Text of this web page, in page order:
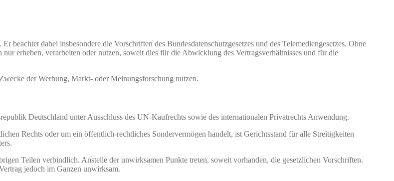
dabei insbesondere die Vorschriften des Bundesdatenschutzgesetzes und des Telemediengesetzes. Ohne
erheben, verarbeiten oder nutzen, soweit dies für die Abwicklung des Vertragsverhältnisses und für die
der Werbung, Markt- oder Meinungsforschung nutzen.
Deutschland unter Ausschluss des UN-Kaufrechts sowie des internationalen Privatrechts Anwendung.
Rechts oder um ein öffentlich-rechtliches Sondervermögen handelt, ist Gerichtsstand für alle Streitigkeiten
Teilen verbindlich. Anstelle der unwirksamen Punkte treten, soweit vorhanden, die gesetzlichen Vorschriften.
jedoch im Ganzen unwirksam.